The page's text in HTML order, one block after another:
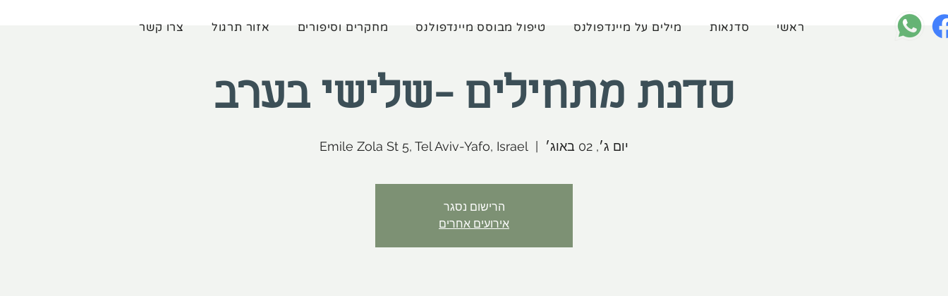
ראשי סדנאות מילים על מיינדפולנס טיפול מבוסס מיינדפולנס מחקרים וסיפורים אזור תרגול צרו קשר
סדנת מתחילים -שלישי בערב
יום ג׳, 02 באוג׳ Emile Zola St 5, Tel Aviv-Yafo, Israel
הרישום נסגר
אירועים אחרים